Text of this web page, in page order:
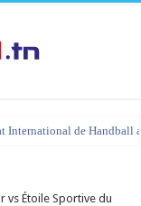
International de Handball
et liste des joueurs
vs Étoile Sportive du